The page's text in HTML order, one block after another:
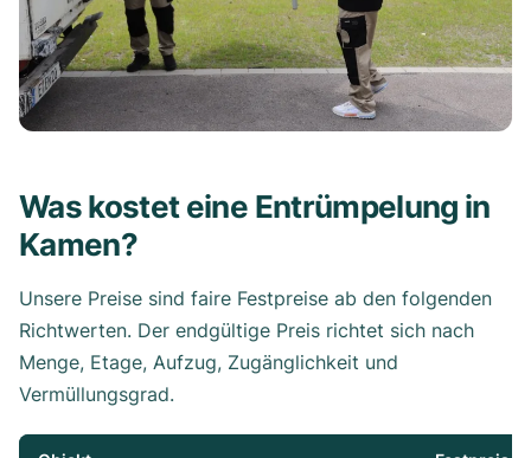
Was kostet eine Entrümpelung in
Kamen?
Unsere Preise sind faire Festpreise ab den folgenden
Richtwerten. Der endgültige Preis richtet sich nach
Menge, Etage, Aufzug, Zugänglichkeit und
Vermüllungsgrad.